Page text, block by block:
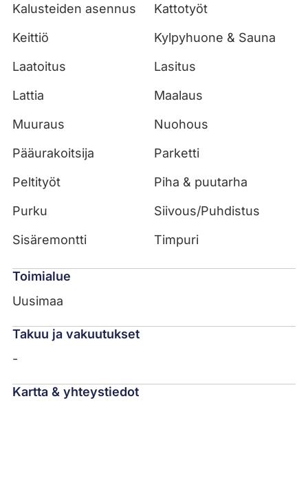
Kalusteiden asennus
Kattotyöt
Keittiö
Kylpyhuone & Sauna
Laatoitus
Lasitus
Lattia
Maalaus
Muuraus
Nuohous
Pääurakoitsija
Parketti
Peltityöt
Piha & puutarha
Purku
Siivous/Puhdistus
Sisäremontti
Timpuri
Toimialue
Uusimaa
Takuu ja vakuutukset
-
Kartta & yhteystiedot